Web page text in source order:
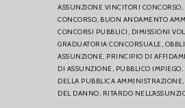
ASSUNZIONE VINCITORI CONCORSO,
CONCORSO, BUON ANDAMENTO
CONCORSI PUBBLICI, DIMISSIONI
GRADUATORIA CONCORSUALE,
ASSUNZIONE, PRINCIPIO DI
DI ASSUNZIONE, PUBBLICO IMPIEGO,
DELLA PUBBLICA AMMINISTRAZIONE,
DEL DANNO, RITARDO